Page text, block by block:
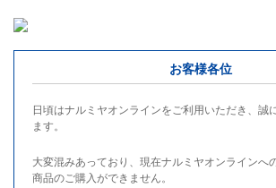
お客様各位
日頃はナルミヤオンラインをご利用いただき、誠
ます。
大変混みあっており、現在ナルミヤオンラインへ
商品のご購入ができません。